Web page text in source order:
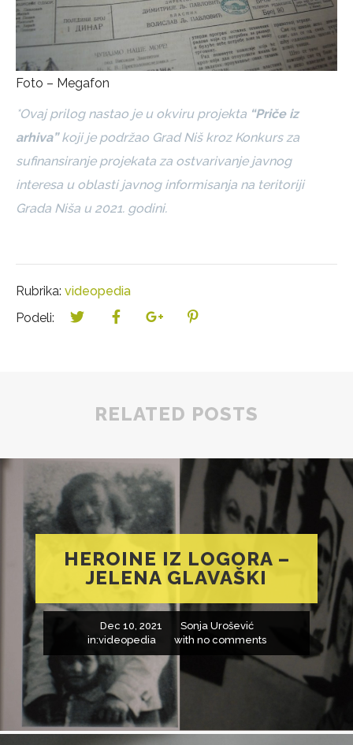
Foto – Megafon
*Ovaj prilog nastao je u okviru projekta “Priče iz
arhiva”koji je podržao Grad Niš kroz Konkurs za
sufinansiranje projekata za ostvarivanje javnog
interesa u oblasti javnog informisanja na teritoriji
Grada Niša u 2021. godini.
Rubrika: videopedia
Podeli:
RELATED POSTS
HEROINE IZ LOGORA –
JELENA GLAVAŠKI
Dec 10, 2021
Sonja Urošević
in:videopedia with no comments